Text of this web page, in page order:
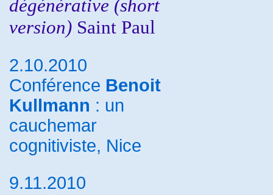
dégénérative (short
version) Saint Paul
2.10.2010
Conférence Benoit
Kullmann : un
cauchemar
cognitiviste, Nice
9.11.2010